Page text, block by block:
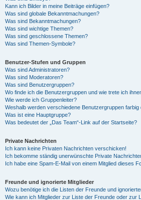
Kann ich Bilder in meine Beiträge einfügen?
Was sind globale Bekanntmachungen?
Was sind Bekanntmachungen?
Was sind wichtige Themen?
Was sind geschlossene Themen?
Was sind Themen-Symbole?
Benutzer-Stufen und Gruppen
Was sind Administratoren?
Was sind Moderatoren?
Was sind Benutzergruppen?
Wo finde ich die Benutzergruppen und wie trete ich
Wie werde ich Gruppenleiter?
Weshalb werden verschiedene Benutzergruppen farbig
Was ist eine Hauptgruppe?
Was bedeutet der „Das Team“-Link auf der Startseite?
Private Nachrichten
Ich kann keine Privaten Nachrichten verschicken!
Ich bekomme ständig unerwünschte Private
Ich habe eine Spam-E-Mail von einem Mitglied dieses
Freunde und ignorierte Mitglieder
Wozu benötige ich die Listen der Freunde und
Wie kann ich Mitglieder zur Liste der Freunde oder zur